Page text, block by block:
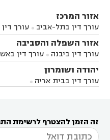
אזור המרכז
עורך דין בתל-אביב  עורך
ברק עורך דין בפתח תקווה
עורך דין ברחובות עורך דין
במודיעין
עורך דין בהרצליה
דין בקרית אונו
אונו
עורך דין בבת ים
דין בשוהם 
אזור השפלה והסביבה
עורך דין ביבנה  עורך דין
עורך דין בראשון לציון עורך
בבאר יעקב
עורך דין בגדרהיהודה ושומרון
עורך דין בבית אריה 
זה הזמן להצטרף לרשימת